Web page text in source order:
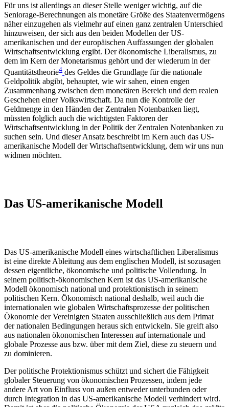
Für uns ist allerdings an dieser Stelle weniger wichtig, auf die
Seniorage-Berechnungen als monetäre Größe des Staatenvermögens
näher einzugehen als vielmehr auf einen ganz zentralen Unterschied
hinzuweisen, der sich aus den beiden Modellen der US-
amerikanischen und der europäischen Auffassungen der globalen
Wirtschaftsentwicklung ergibt. Der ökonomische Liberalismus, zu
dem im Kern der Monetarismus gehört und der wiederum in der
Quantitätstheorie4 des Geldes die Grundlage für die nationale
Geldpolitik abgibt, behauptet, wie wir sahen, einen engen
Zusammenhang zwischen dem monetären Bereich und dem realen
Geschehen einer Volkswirtschaft. Da nun die Kontrolle der
Geldmenge in den Händen der Zentralen Notenbanken liegt,
müssten folglich auch die wichtigsten Faktoren der
Wirtschaftsentwicklung in der Politik der Zentralen Notenbanken zu
suchen sein. Und dieser Ansatz beschreibt im Kern auch das US-
amerikanische Modell der Wirtschaftsentwicklung, dem wir uns nun
widmen möchten.
Das US-amerikanische Modell
Das US-amerikanische Modell eines wirtschaftlichen Liberalismus
ist eine direkte Ableitung aus dem englischen Modell, ist sozusagen
dessen eigentliche, ökonomische und politische Vollendung. In
seinem politisch-ökonomischen Kern ist das US-amerikanische
Modell ökonomisch national und protektionistisch in seinem
politischen Kern. Ökonomisch national deshalb, weil auch die
internationalen wie globalen Wirtschaftsprozesse der politischen
Ökonomie der Vereinigten Staaten ausschließlich aus dem Primat
der nationalen Bedingungen heraus sich entwickeln. Sie greift also
aus nationalen ökonomischen Interessen auf internationale und
globale Prozesse aus bzw. über mit dem Ziel, diese zu steuern und
zu dominieren.
Der politische Protektionismus schützt und sichert die Fähigkeit
globaler Steuerung von ökonomischen Prozessen, indem jede
andere Art von Einfluss von außen entweder unterbunden oder
durch Integration in das US-amerikanische Modell verhindert wird.